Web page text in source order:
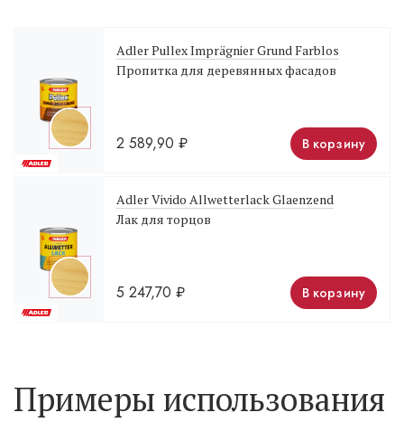
Adler Pullex Imprägnier Grund Farblos
Пропитка для деревянных фасадов
2 589,90 ₽ В корзину
Adler Vivido Allwetterlack Glaenzend
Лак для торцов
5 247,70 ₽ В корзину
Примеры использования